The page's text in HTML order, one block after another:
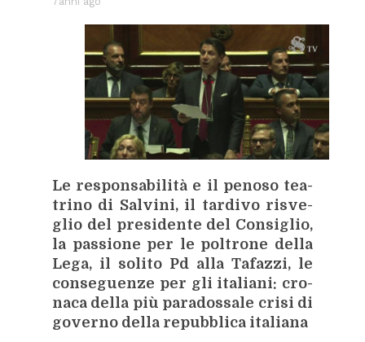
Le re­spon­sa­bi­li­tà e il pe­no­so tea­
tri­no di Sal­vi­ni, il tar­di­vo ri­sve­
glio del pre­si­den­te del Con­si­glio,
la pas­sio­ne per le pol­tro­ne del­la
Lega, il so­li­to Pd alla Ta­faz­zi, le
con­se­guen­ze per gli ita­lia­ni: cro­
na­ca del­la più pa­ra­dos­sa­le cri­si di
go­ver­no del­la re­pub­bli­ca ita­lia­na